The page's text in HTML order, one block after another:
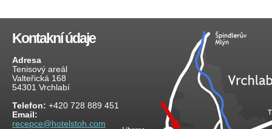
Kontakní údaje
Adresa
Tenisový areál
Valteřická 168
54301 Vrchlabí
Telefon: +420 728 889 451
Email:
recepce@hotelstoh.com